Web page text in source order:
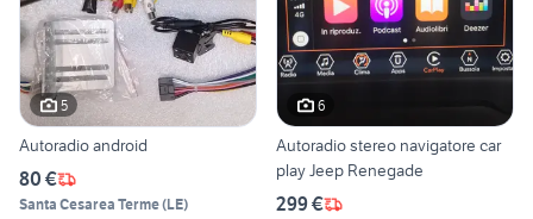
5
Autoradio android
80 €
Santa Cesarea Terme(LE)
6
Autoradio stereo navigatore car
play Jeep Renegade
299 €